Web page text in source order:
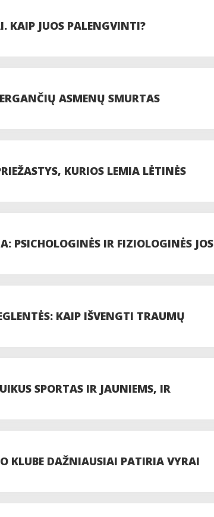
KAIP JUOS PALENGVINTI?
ASMENŲ SMURTAS
KURIOS LEMIA LĖTINĖS
PSICHOLOGINĖS IR FIZIOLOGINĖS JOS
KAIP IŠVENGTI TRAUMŲ
SPORTAS IR JAUNIEMS, IR
KLUBE DAŽNIAUSIAI PATIRIA VYRAI